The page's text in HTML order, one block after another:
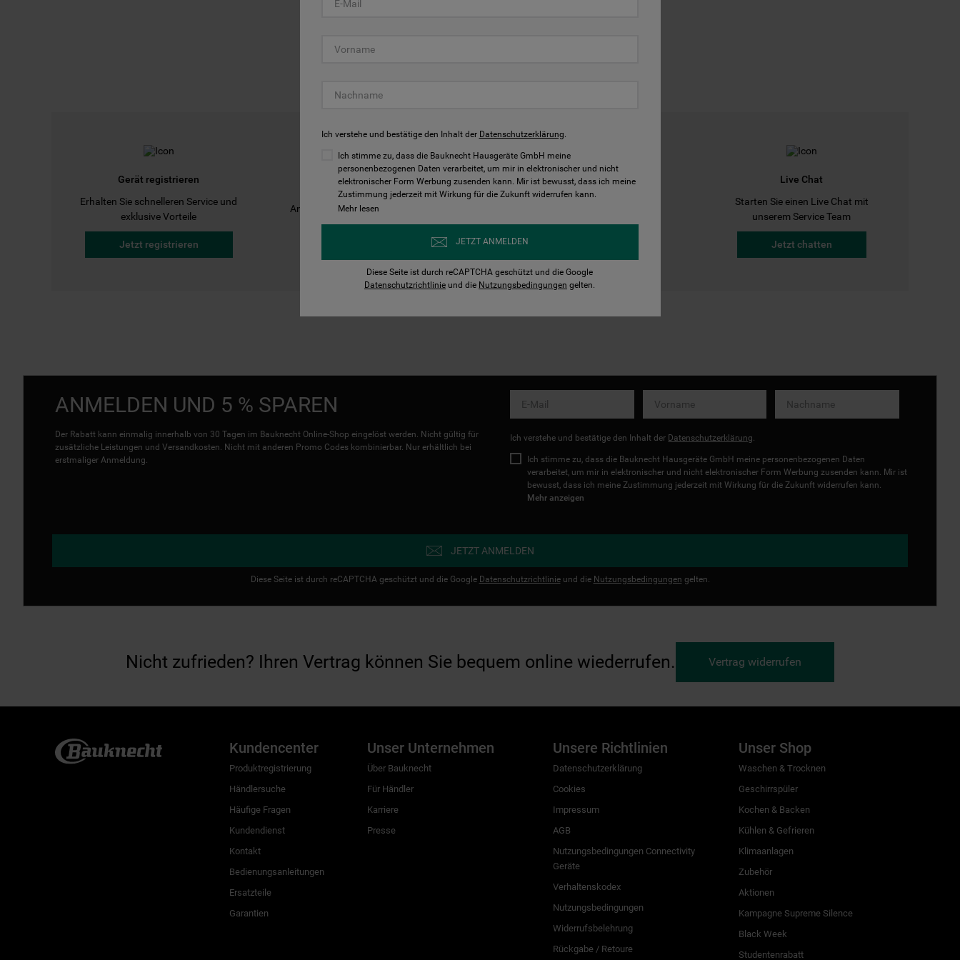
Gerät registrieren
Erhalten Sie schnelleren Service und
exklusive Vorteile
Jetzt registrieren
Bedienungsanleitungen
Anleitungen finden und herunterladen
Kontakt
Live Chat
Starten Sie einen Live Chat mit
unserem Service Team
Jetzt chatten
ANMELDEN UND 5 % SPAREN
Der Rabatt kann einmalig innerhalb von 30 Tagen im Bauknecht Online-Shop eingelöst werden. Nicht gültig für
zusätzliche Leistungen und Versandkosten. Nicht mit anderen Promo Codes kombinierbar. Nur erhältlich bei
erstmaliger Anmeldung.
Ich verstehe und bestätige den Inhalt der Datenschutzerklärung
Ich stimme zu, dass die Bauknecht Hausgeräte GmbH meine personenbezogenen Daten
verarbeitet, um mir in elektronischer und nicht elektronischer Form Werbung zusenden kann. Mir ist
bewusst, dass ich meine Zustimmung jederzeit mit Wirkung für die Zukunft widerrufen kann.
Mehr anzeigen
JETZT ANMELDEN
Diese Seite ist durch reCAPTCHA geschützt und die Google Datenschutzrichtlinieund die Nutzungsbedingungen gelten.
Nicht zufrieden? Ihren Vertrag können Sie bequem online wiederrufen. Vertrag widerrufen
Kundencenter
Produktregistrierung
Händlersuche
Häufige Fragen
Kundendienst
Kontakt
Bedienungsanleitungen
Ersatzteile
Garantien
Unser Unternehmen
Über Bauknecht
Für Händler
Karriere
Presse
Unsere Richtlinien
Datenschutzerklärung
Cookies
Impressum
AGB
Nutzungsbedingungen Connectivity
Geräte
Verhaltenskodex
Nutzungsbedingungen
Widerrufsbelehrung
Rückgabe / Retoure
Unser Shop
Waschen & Trocknen
Geschirrspüler
Kochen & Backen
Kühlen & Gefrieren
Klimaanlagen
Zubehör
Aktionen
Kampagne Supreme Silence
Black Week
Studentenrabatt
Ich verstehe und bestätige den Inhalt der Datenschutzerklärung.
Ich stimme zu, dass die Bauknecht Hausgeräte GmbH meine
personenbezogenen Daten verarbeitet, um mir in elektronischer und nicht
elektronischer Form Werbung zusenden kann. Mir ist bewusst, dass ich meine
Zustimmung jederzeit mit Wirkung für die Zukunft widerrufen kann.
Mehr lesen
JETZT ANMELDEN
Diese Seite ist durch reCAPTCHA geschützt und die Google
Datenschutzrichtlinie und die Nutzungsbedingungen gelten.